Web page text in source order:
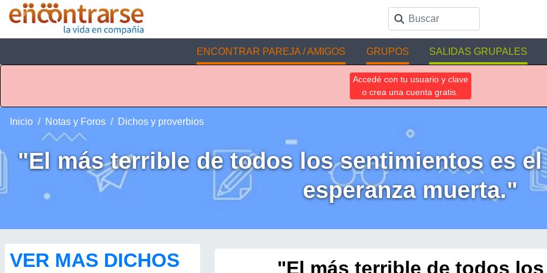
ENCONTRAR PAREJA / AMIGOS GRUPOS SALIDAS GRUPALES
Accedé con tu usuario y clave
o crea una cuenta gratis.
Inicio Notas y Foros Dichos y proverbios
"El más terrible de todos los sentimientos es
esperanza muerta."
VER MAS DICHOS
"El más terrible de todos los